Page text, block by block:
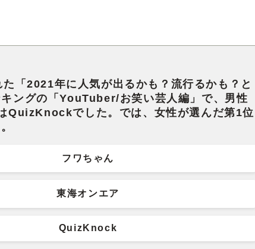
「2021年に人気が出るかも？流行るかも？と
ングの「YouTuber/お笑い芸人編」で、男性
QuizKnockでした。では、女性が選んだ第1位
フワちゃん
東海オンエア
QuizKnock